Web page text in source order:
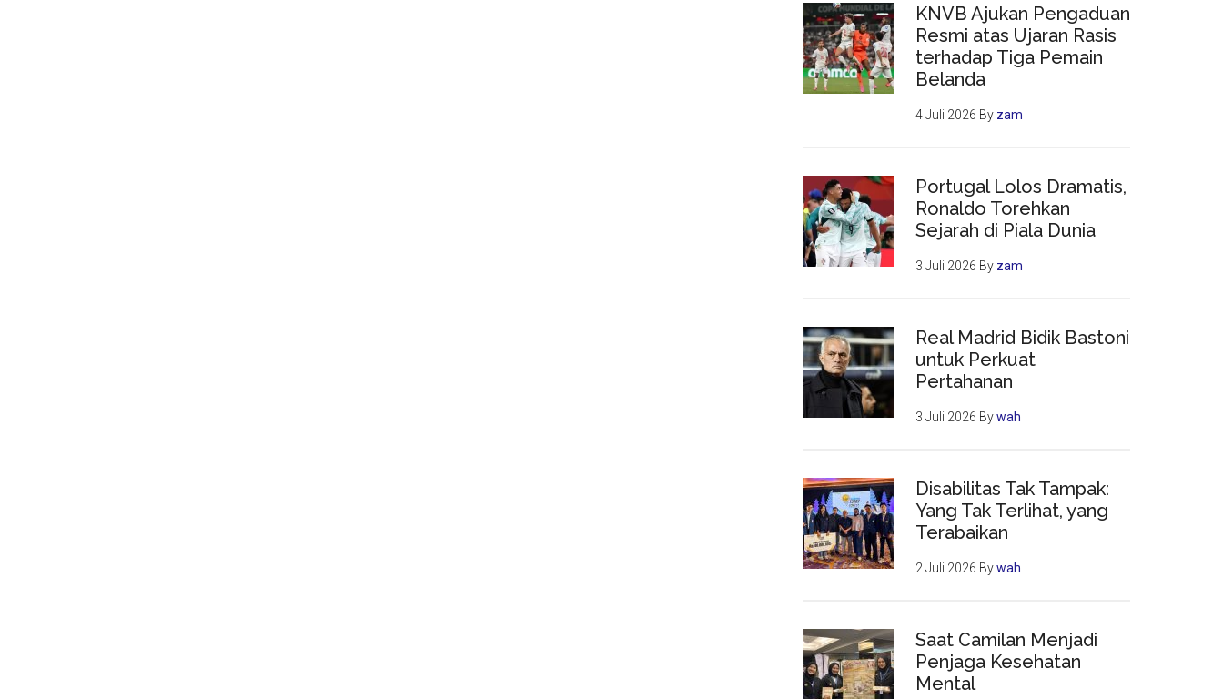
KNVB Ajukan Pengaduan
Resmi atas Ujaran Rasis
terhadap Tiga Pemain
Belanda
4 Juli 2026 By zam
Portugal Lolos Dramatis,
Ronaldo Torehkan
Sejarah di Piala Dunia
3 Juli 2026 By zam
Real Madrid Bidik Bastoni
untuk Perkuat
Pertahanan
3 Juli 2026 Bywah
Disabilitas Tak Tampak:
Yang Tak Terlihat, yang
Terabaikan
2 Juli 2026 Bywah
Saat Camilan Menjadi
Penjaga Kesehatan
Mental